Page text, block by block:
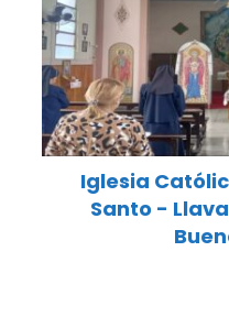
Iglesia
Santo -